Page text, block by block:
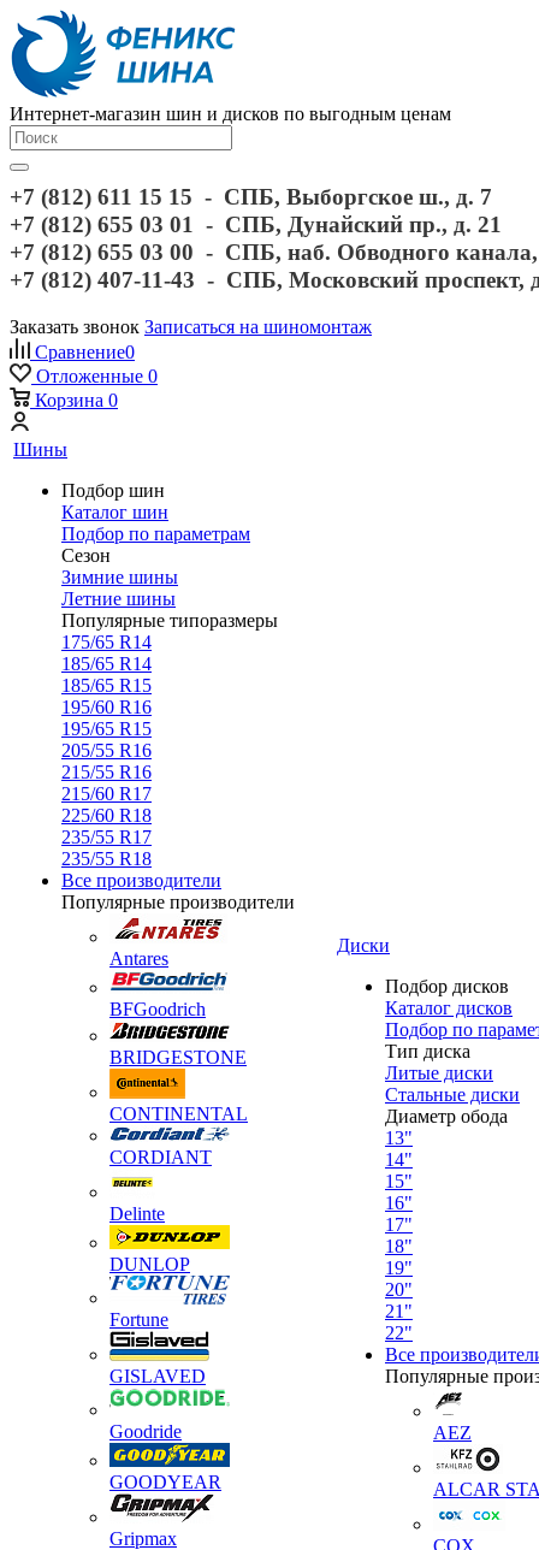
Интернет-магазин шин и дисков по выгодным ценам
+7 (812) 611 15 15 - СПБ, Выборгское ш., д. 7
+7 (812) 655 03 01 - СПБ, Дунайский пр., д. 21
+7 (812) 655 03 00 - СПБ, наб. Обводного
+7 (812) 407-11-43 - СПБ, Московский проспект,
Заказать звонок Записаться на шиномонтаж
Сравнение0
Отложенные 0
Корзина 0
Шины
Подбор шин
Каталог шин
Подбор по параметрам
Сезон
Зимние шины
Летние шины
Популярные типоразмеры
175/65 R14
185/65 R14
185/65 R15
195/60 R16
195/65 R15
205/55 R16
215/55 R16
215/60 R17
225/60 R18
235/55 R17
235/55 R18
Все производители
Популярные производители
Antares
BFGoodrich
BRIDGESTONE
CONTINENTAL
CORDIANT
Delinte
DUNLOP
Fortune
GISLAVED
Goodride
GOODYEAR
Gripmax
Диски
Подбор дисков
Каталог дисков
Подбор по
Тип диска
Литые диски
Стальные диски
Диаметр обода
13"
14"
15"
16"
17"
18"
19"
20"
21"
22"
Все
Популярные
AEZ
ALCAR
COX